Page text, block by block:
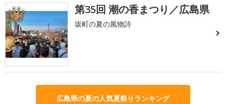
3 第35回 潮の香まつり／広島県
坂町の夏の風物詩
広島県の夏の人気夏祭りランキング